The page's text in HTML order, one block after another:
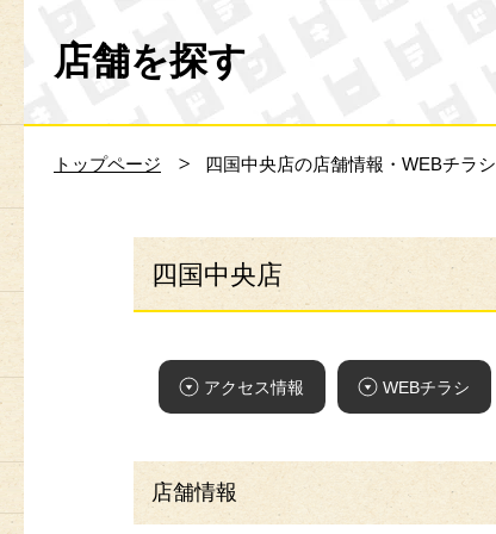
総合ディスカウントストア 驚安の殿堂 ドン・キホーテ
店舗を探す
トップページ 四国中央店の店舗情報・WEBチラシ
四国中央店
アクセス情報 WEBチラシ
店舗情報